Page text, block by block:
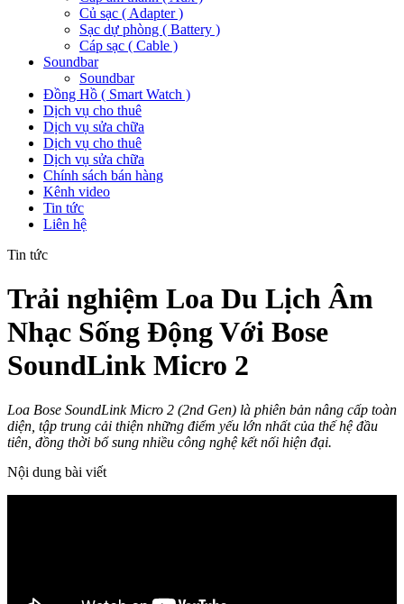
Củ sạc ( Adapter )
Sạc dự phòng ( Battery )
Cáp sạc ( Cable )
Soundbar
Soundbar
Đồng Hồ ( Smart Watch )
Dịch vụ cho thuê
Dịch vụ sửa chữa
Dịch vụ cho thuê
Dịch vụ sửa chữa
Chính sách bán hàng
Kênh video
Tin tức
Liên hệ
Tin tức
Trải nghiệm Loa Du Lịch Âm
Nhạc Sống Động Với Bose
SoundLink Micro 2
Loa Bose SoundLink Micro 2 (2nd Gen) là phiên bản nâng cấp toàn
diện, tập trung cải thiện những điểm yếu lớn nhất của thế hệ đầu
tiên, đồng thời bổ sung nhiều công nghệ kết nối hiện đại.
Nội dung bài viết